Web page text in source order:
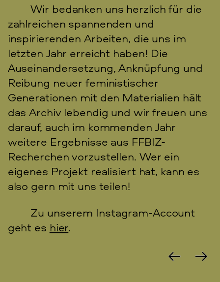
Wir bedanken uns herzlich für die
zahlreichen spannenden und
inspirierenden Arbeiten, die uns im
letzten Jahr erreicht haben! Die
Auseinandersetzung, Anknüpfung und
Reibung neuer feministischer
Generationen mit den Materialien hält
das Archiv lebendig und wir freuen uns
darauf, auch im kommenden Jahr
weitere Ergebnisse aus FFBIZ-
Recherchen vorzustellen. Wer ein
eigenes Projekt realisiert hat, kann es
also gern mit uns teilen!
Zu unserem Instagram-Account
geht es hier.